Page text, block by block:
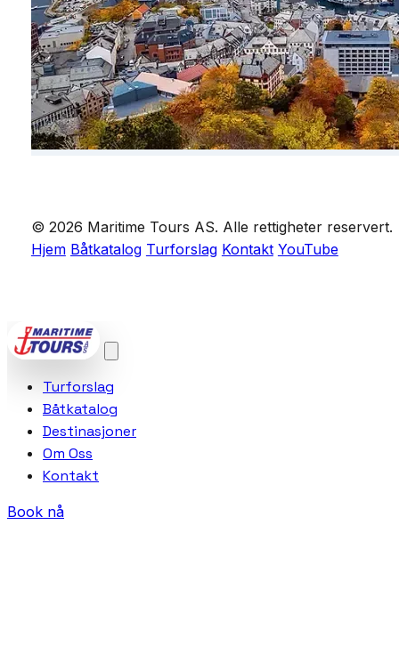
© 2026 Maritime Tours AS. Alle rettigheter reservert.
Hjem Båtkatalog Turforslag Kontakt YouTube
Turforslag
Båtkatalog
Destinasjoner
Om Oss
Kontakt
Book nå